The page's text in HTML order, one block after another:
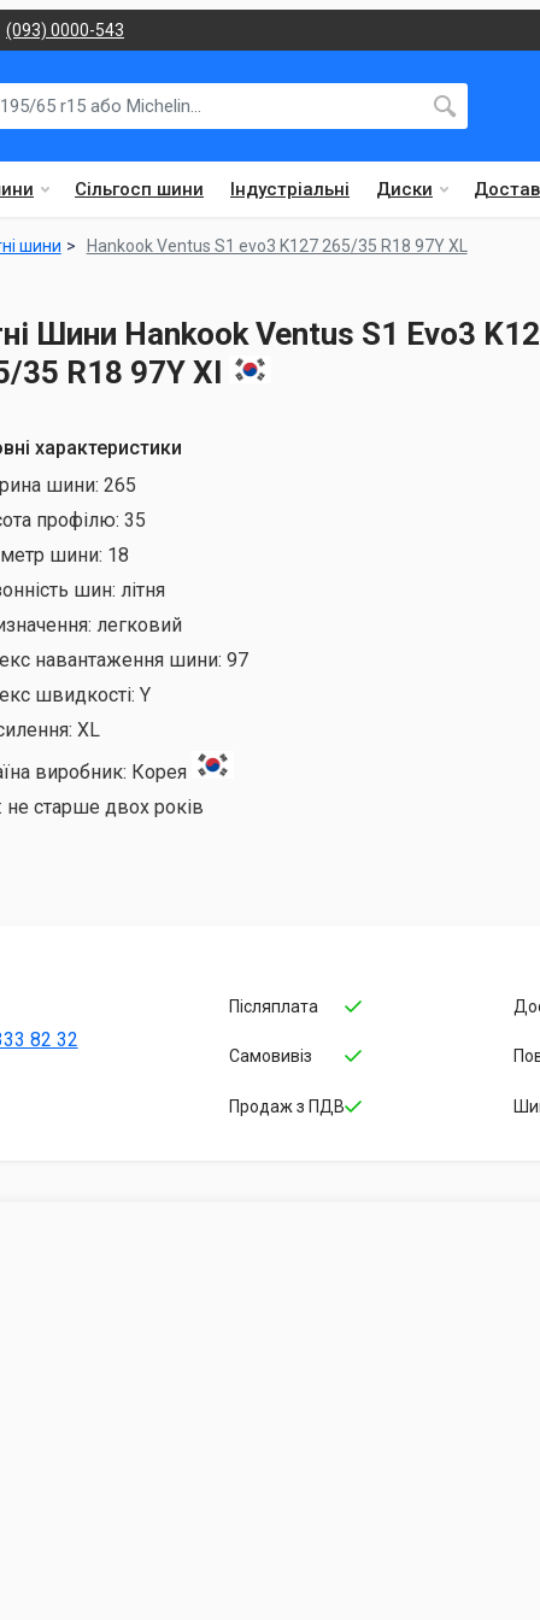
(093) 0000-543
Сільгосп шини Індустріальні Диски
шини Hankook Ventus S1 evo3 K127 265/35 R18 97Y XL
Шини Hankook Ventus S1 Evo3
35 R18 97Y Xl
характеристики
шини: 265
профілю: 35
шини: 18
шин: літня
легковий
навантаження шини: 97
швидкості: Y
XL
виробник: Корея
не старше двох років
82 32
Післяплата
Самовивіз
Продаж з ПДВ